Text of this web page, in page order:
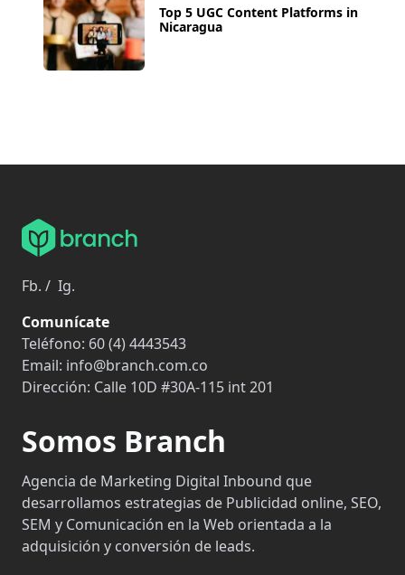
Top 5 UGC Content Platforms in
Nicaragua
Fb. / Ig.
Comunícate
Teléfono: 60 (4) 4443543
Email: info@branch.com.co
Dirección: Calle 10D #30A-115 int 201
Somos Branch
Agencia de Marketing Digital Inbound que
desarrollamos estrategias de Publicidad online, SEO,
SEM y Comunicación en la Web orientada a la
adquisición y conversión de leads.